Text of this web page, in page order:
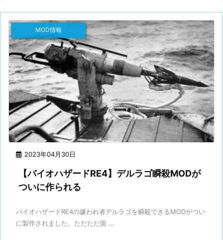
2023年04月30日
MOD情報
【バイオハザードRE4】デルラゴ瞬殺MODが
ついに作られる
バイオハザードRE4の嫌われ者デルラゴを瞬殺できるMODがつい
に製作されました。ただただ面 ...